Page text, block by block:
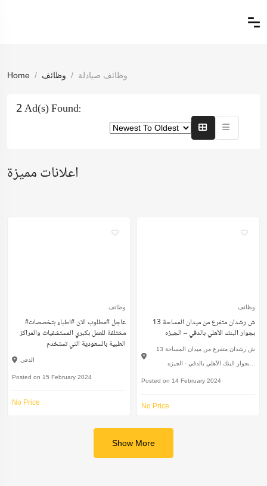
Home وظائف وظائف صيادلة
2 Ad(s) Found:
اعلانات مميزة
وظائف
#عاجل #مطلوب الان #اطباء بتخصصات
مختلفة للعمل بكبري المستشفيات والمراكز
الطبية بالسعودية التي تستخدم
الدقي
Posted on 15 February 2024
No Price
وظائف
13 ش رشدان متفرع من ميدان المساحة
بجوار البنك الأهلي بالدقي – الجيزه
13 ش رشدان متفرع من ميدان المساحة
Posted on 14 February 2024
No Price
Show More